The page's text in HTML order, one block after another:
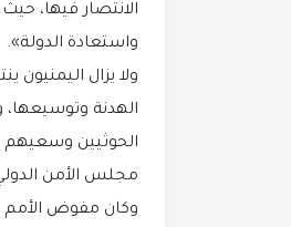
الانتصار فيها،
واستعادة الدولة».
ولا يزال اليمنيون
الهدنة
الحوثيين
مجلس الأمن
وكان مفوض الأمم